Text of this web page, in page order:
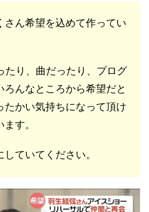
さん希望を込めて作ってい
たり、曲だったり、プログ
ろんなところから希望だと
たかい気持ちになって頂け
す。
ていてください。